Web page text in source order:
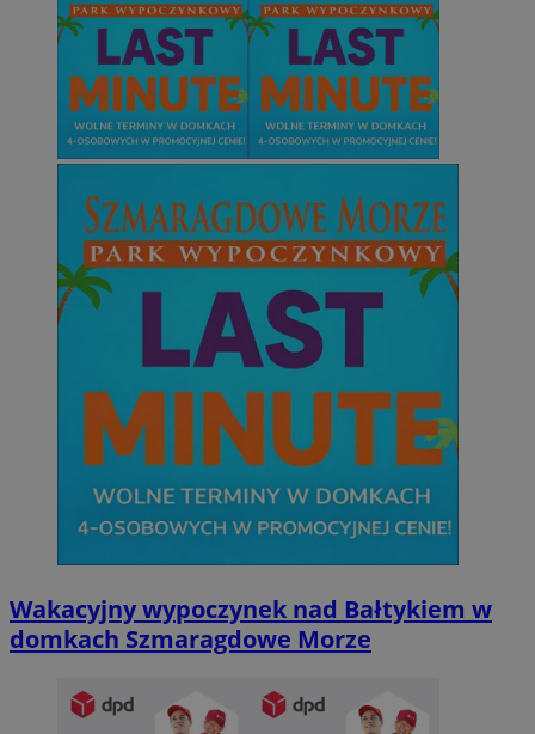
Wakacyjny wypoczynek nad Bałtykiem w
domkach Szmaragdowe Morze
QeSessID sosnowiecki.pl
MvSessID sosnowiecki.pl
euds .rfihub.com
VISITOR_PRIVACY_METADATA
YouTube
.youtube.com
Google Privacy Policy